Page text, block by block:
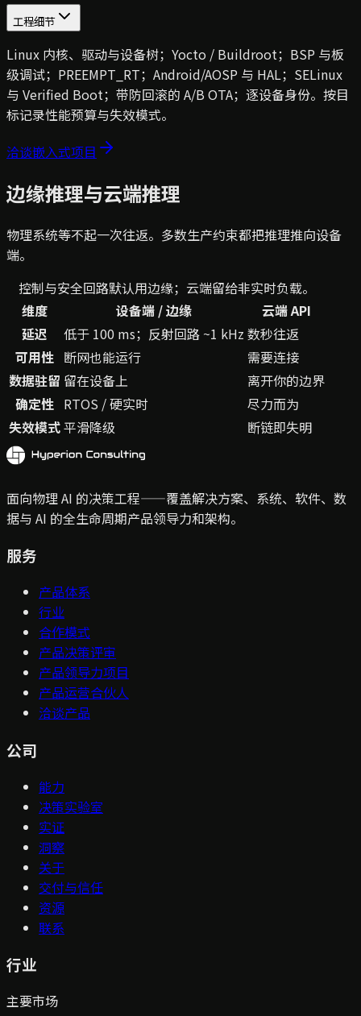
工程细节
Linux 内核、驱动与设备树；Yocto / Buildroot；BSP 与板
级调试；PREEMPT_RT；Android/AOSP 与 HAL；SELinux
与 Verified Boot；带防回滚的 A/B OTA；逐设备身份。按目
标记录性能预算与失效模式。
洽谈嵌入式项目
边缘推理与云端推理
物理系统等不起一次往返。多数生产约束都把推理推向设备
端。
控制与安全回路默认用边缘；云端留给非实时负载。
维度
设备端 / 边缘
云端 API
延迟
低于 100 ms；反射回路 ~1 kHz 数秒往返
可用性 断网也能运行
需要连接
数据驻留 留在设备上
离开你的边界
确定性 RTOS / 硬实时
尽力而为
失效模式平滑降级 断链即失明
面向物理 AI 的决策工程——覆盖解决方案、系统、软件、数
据与 AI 的全生命周期产品领导力和架构。
服务
产品体系
行业
合作模式
产品决策评审
产品领导力项目
产品运营合伙人
洽谈产品
公司
能力
决策实验室
实证
洞察
关于
交付与信任
资源
联系
行业
主要市场